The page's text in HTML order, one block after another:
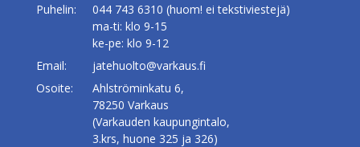
Puhelin:
044 743 6310 (huom! ei tekstiviestejä)
ma-ti: klo 9-15
ke-pe: klo 9-12
Email:
jatehuolto@varkaus.fi
Osoite:
Ahlströminkatu 6,
78250 Varkaus
(Varkauden kaupungintalo,
3.krs, huone 325 ja 326)